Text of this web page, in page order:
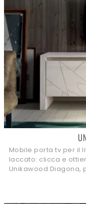
Mobile porta tv per il
laccato: clicca e
Unikawood Diagona,